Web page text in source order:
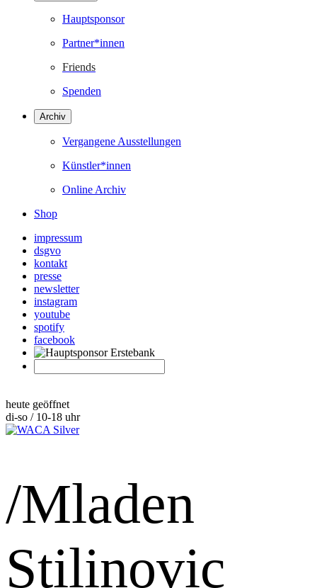
Hauptsponsor
Partner*innen
Friends
Spenden
Archiv
Vergangene Ausstellungen
Künstler*innen
Online Archiv
Shop
impressum
dsgvo
kontakt
presse
newsletter
instagram
youtube
spotify
facebook
heute geöffnet
di-so / 10-18 uhr
/Mladen
Stilinovic